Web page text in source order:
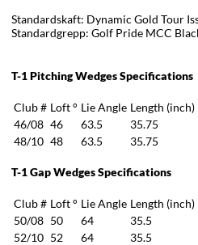
Standardskaft: Dynamic Gold Tour
Standardgrepp: Golf Pride MCC
T-1 Pitching Wedges Specifications
Club # Loft ° Lie Angle Length (inch)
46/08 46 63.5 35.75
48/10 48 63.5 35.75
T-1 Gap Wedges Specifications
Club # Loft ° Lie Angle Length (inch)
50/08 50 64 35.5
52/10 52 64 35.5